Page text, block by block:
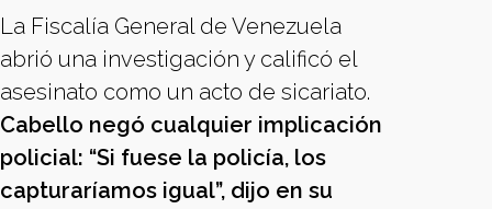
La Fiscalía General de Venezuela
abrió una investigación y calificó el
asesinato como un acto de sicariato.
Cabello negó cualquier implicación
policial: “Si fuese la policía, los
capturaríamos igual”, dijo en su